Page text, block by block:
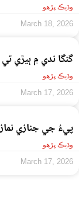
وڌيڪ پڙهو
March 18, 2026
گنگا ندي ۾ ٻيڙي تي
وڌيڪ پڙهو
March 17, 2026
پيءُ جي جنازي
وڌيڪ پڙهو
March 17, 2026